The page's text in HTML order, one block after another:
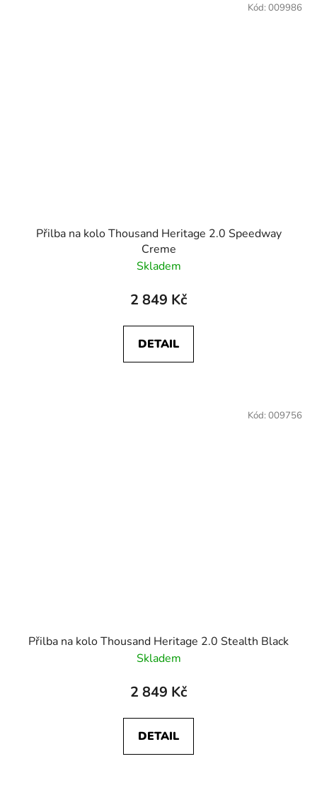
Přilba na kolo Thousand Heritage 2.0 Speedway
Creme
Skladem
2 849 Kč
DETAIL
Kód: 009986
Přilba na kolo Thousand Heritage 2.0 Stealth Black
Skladem
2 849 Kč
DETAIL
Kód: 009756